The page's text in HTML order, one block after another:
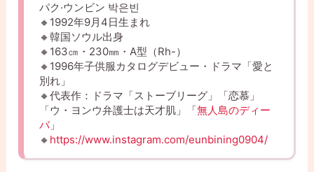
パク·ウンビン 박은빈
🔸1992年9月4日生まれ
🔸韓国ソウル出身
🔸163㎝・230㎜・A型（Rh-）
🔸1996年子供服カタログデビュー・ドラマ「愛と
別れ」
🔸代表作：ドラマ「ストーブリーグ」「恋慕」
「ウ・ヨンウ弁護士は天才肌」「無人島のディー
バ」
🔸 https://www.instagram.com/eunbining0904/